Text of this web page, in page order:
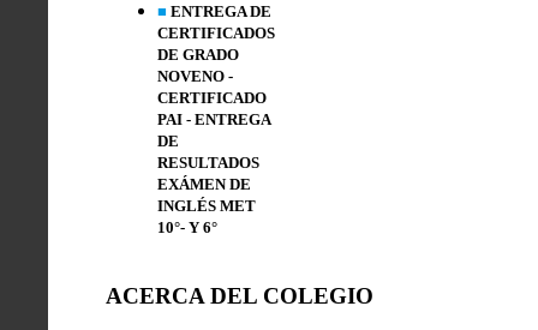
■ ENTREGA DE
CERTIFICADOS
DE GRADO
NOVENO -
CERTIFICADO
PAI - ENTREGA
DE
RESULTADOS
EXÁMEN DE
INGLÉS MET
10°- Y 6°
ACERCA DEL COLEGIO